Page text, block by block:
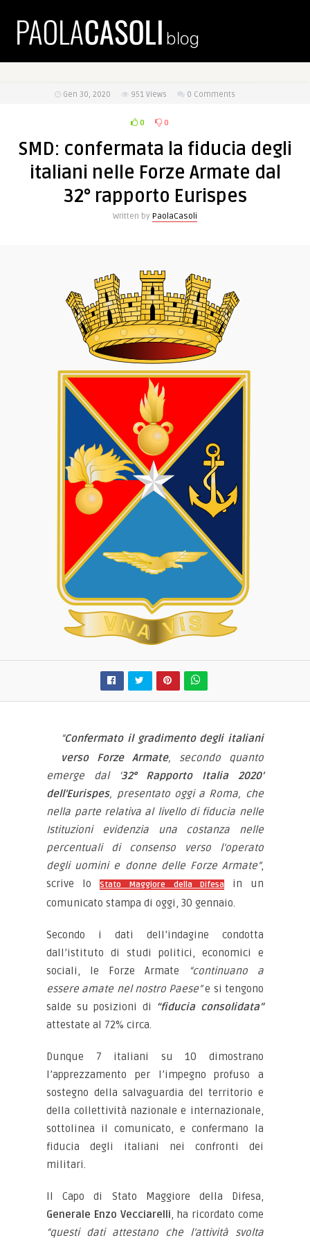
Gen 30, 2020 951 Views 0 Comments
0 0
SMD: confermata la fiducia degli
italiani nelle Forze Armate dal
32° rapporto Eurispes
Written by PaolaCasoli
“Confermato il gradimento degli italiani
verso Forze Armate, secondo quanto
emerge dal ‘32° Rapporto Italia 2020’
dell’Eurispes, presentato oggi a Roma, che
nella parte relativa al livello di fiducia nelle
Istituzioni evidenzia una costanza nelle
percentuali di consenso verso l’operato
degli uomini e donne delle Forze Armate”,
scrive loStato Maggiore della Difesain un
comunicato stampa di oggi, 30 gennaio.
Secondo i dati dell’indagine condotta
dall’istituto di studi politici, economici e
sociali, le Forze Armate
“continuano a
essere amate nel nostro Paese”e si tengono
salde su posizioni di “fiducia consolidata”
attestate al 72% circa.
Dunque 7 italiani su 10 dimostrano
l’apprezzamento per l’impegno profuso a
sostegno della salvaguardia del territorio e
della collettività nazionale e internazionale,
sottolinea il comunicato, e confermano la
fiducia degli italiani nei confronti dei
militari.
Il Capo di Stato Maggiore della Difesa,
Generale Enzo Vecciarelli, ha ricordato come
“questi dati attestano che l’attività svolta